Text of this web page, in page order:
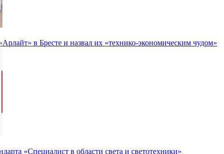
в Бресте и назвал их «технико-экономическим чудом»
«Специалист в области света и светотехники»